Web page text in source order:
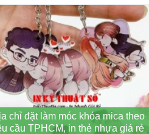
chỉ đặt làm móc khóa mica theo
cầu TPHCM, in thẻ nhựa giá rẻ